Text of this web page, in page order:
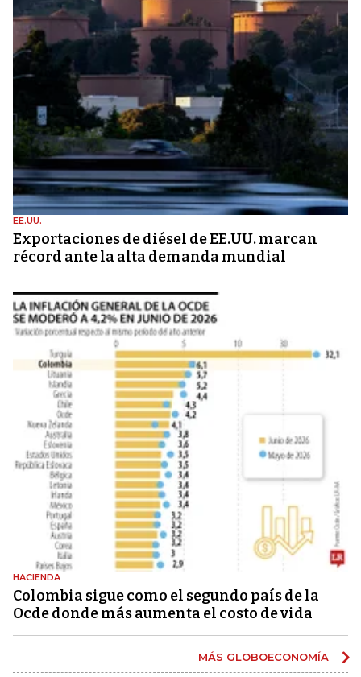
EE.UU.
Exportaciones de diésel de EE.UU. marcan
récord ante la alta demanda mundial
HACIENDA
Colombia sigue como el segundo país de la
Ocde donde más aumenta el costo de vida
MÁS GLOBOECONOMÍA